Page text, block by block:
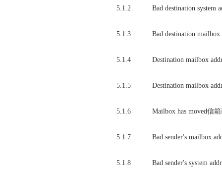
5.1.2 Bad destination system
5.1.3 Bad destination
5.1.4 Destination mailbox
5.1.5 Destination mailbox
5.1.6 Mailbox has moved信
5.1.7 Bad sender's mailbox
5.1.8 Bad sender's system